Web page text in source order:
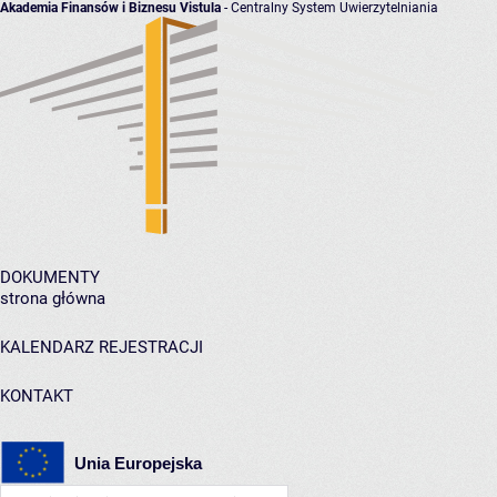
Akademia Finansów i Biznesu Vistula - Centralny System Uwierzytelniania
DOKUMENTY
strona główna
KALENDARZ REJESTRACJI
KONTAKT
Unia Europejska